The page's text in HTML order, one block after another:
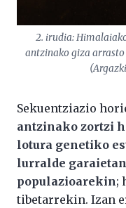
2. irudia:
antzinako giza
Sekuentziazio
antzinako zortzi
lotura genetiko
lurralde
populazioarekin;
tibetarrekin. Izan